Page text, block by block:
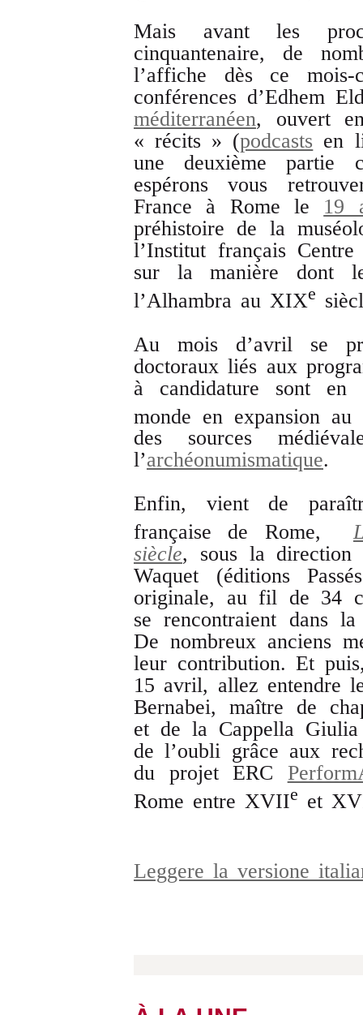
Mais avant les
cinquantenaire, de
l’affiche dès ce
conférences d’Edhem
méditerranéen, ouvert
« récits » (podcasts en
une deuxième partie
espérons vous
France à Rome le 19
préhistoire de la
l’Institut français
sur la manière dont
l’Alhambra au XIXe
Au mois d’avril se
doctoraux liés aux
à candidature sont
monde en expansion
des sources
l’archéonumismatique.
Enfin, vient de
française de Rome,
siècle, sous la
Waquet (éditions
originale, au fil de 34
se rencontraient dans
De nombreux anciens
leur contribution. Et
15 avril, allez entendre
Bernabei, maître de
et de la Cappella Giulia
de l’oubli grâce aux
du projet ERC
Rome entre XVIIe et
Leggere la versione